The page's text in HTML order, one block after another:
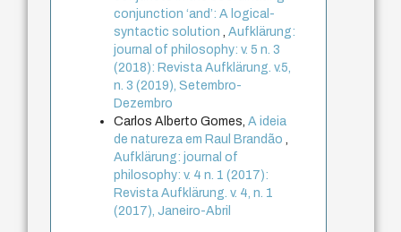
conjunction ‘and’: A logical-
syntactic solution
,Aufklärung:
journal of philosophy: v. 5 n. 3
(2018): Revista Aufklärung. v.5,
n. 3 (2019), Setembro-
Dezembro
Carlos Alberto Gomes,A ideia
de natureza em Raul Brandão
Aufklärung: journal of
philosophy: v. 4 n. 1 (2017):
Revista Aufklärung. v. 4, n. 1
(2017), Janeiro-Abril